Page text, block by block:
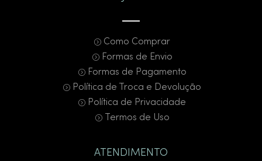
Como Comprar
Formas de Envio
Formas de Pagamento
Política de Troca e Devolução
Política de Privacidade
Termos de Uso
ATENDIMENTO